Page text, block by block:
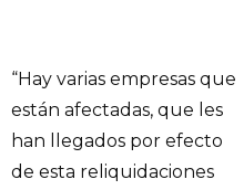
“Hay varias empresas que
están afectadas, que les
han llegados por efecto
de esta reliquidaciones